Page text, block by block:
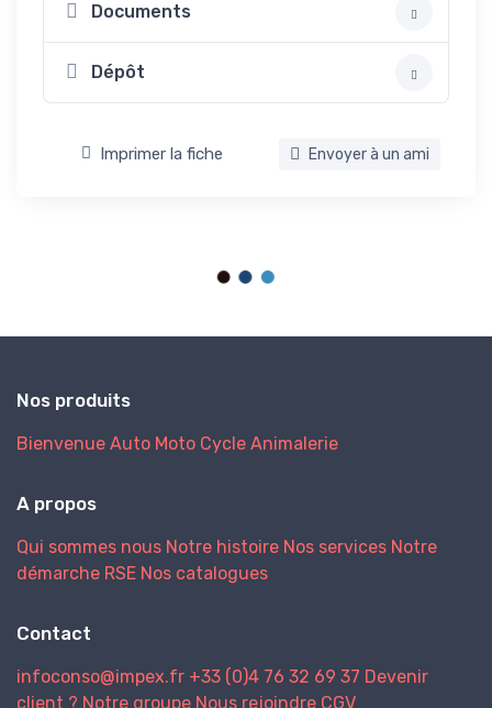
Documents
Dépôt
Imprimer la fiche Envoyer à un ami
Nos produits
Bienvenue Auto Moto Cycle Animalerie
A propos
Qui sommes nous Notre histoire Nos services Notre
démarche RSE Nos catalogues
Contact
infoconso@impex.fr +33 (0)4 76 32 69 37 Devenir
client ? Notre groupe Nous rejoindre CGV